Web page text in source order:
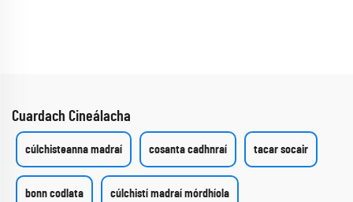
Cuardach Cineálacha
cúlchisteanna madraí cosanta cadhnraí tacar socair
bonn codlata cúlchistí madraí mórdhíola